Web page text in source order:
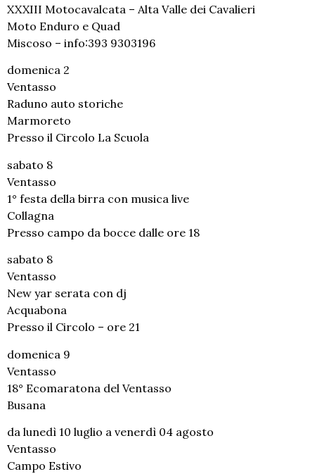
XXXIII Motocavalcata – Alta Valle dei Cavalieri
Moto Enduro e Quad
Miscoso – info:393 9303196
domenica 2
Ventasso
Raduno auto storiche
Marmoreto
Presso il Circolo La Scuola
sabato 8
Ventasso
1° festa della birra con musica live
Collagna
Presso campo da bocce dalle ore 18
sabato 8
Ventasso
New yar serata con dj
Acquabona
Presso il Circolo – ore 21
domenica 9
Ventasso
18° Ecomaratona del Ventasso
Busana
da lunedì 10 luglio a venerdì 04 agosto
Ventasso
Campo Estivo